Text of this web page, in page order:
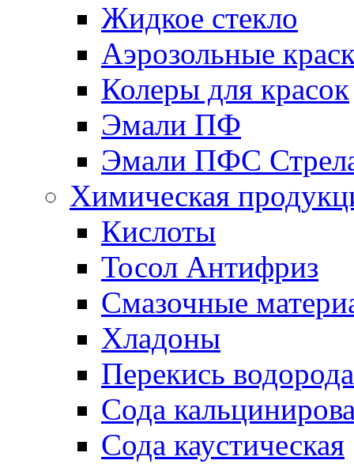
Жидкое стекло
Аэрозольные
Колеры для красок
Эмали ПФ
Эмали ПФС
Химическая
Кислоты
Тосол Антифриз
Смазочные
Хладоны
Перекись водорода
Сода
Сода каустическая